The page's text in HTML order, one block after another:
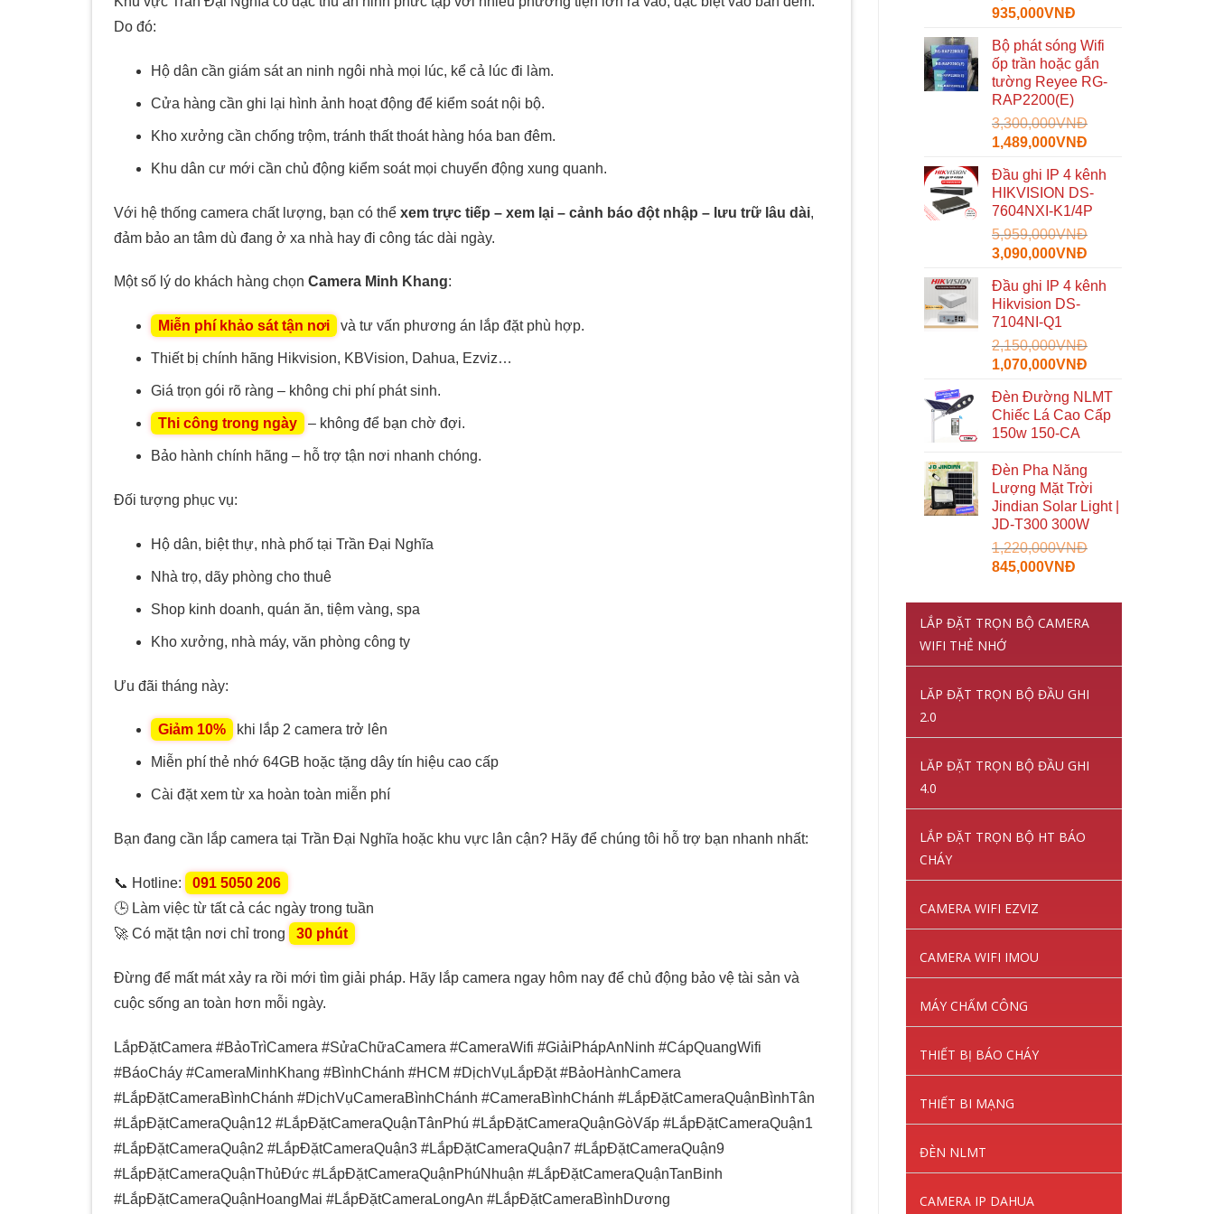
Do đó:
Hộ dân cần giám sát an ninh ngôi nhà mọi lúc, kể cả lúc đi làm.
Cửa hàng cần ghi lại hình ảnh hoạt động để kiểm soát nội bộ.
Kho xưởng cần chống trộm, tránh thất thoát hàng hóa ban đêm.
Khu dân cư mới cần chủ động kiểm soát mọi chuyển động xung quanh.
Với hệ thống camera chất lượng, bạn có thể xem trực tiếp – xem lại – cảnh báo đột nhập – lưu trữ lâu dài,
đảm bảo an tâm dù đang ở xa nhà hay đi công tác dài ngày.
Một số lý do khách hàng chọn Camera Minh Khang:
Miễn phí khảo sát tận nơi và tư vấn phương án lắp đặt phù hợp.
Thiết bị chính hãng Hikvision, KBVision, Dahua, Ezviz…
Giá trọn gói rõ ràng – không chi phí phát sinh.
Thi công trong ngày – không để bạn chờ đợi.
Bảo hành chính hãng – hỗ trợ tận nơi nhanh chóng.
Đối tượng phục vụ:
Hộ dân, biệt thự, nhà phố tại Trần Đại Nghĩa
Nhà trọ, dãy phòng cho thuê
Shop kinh doanh, quán ăn, tiệm vàng, spa
Kho xưởng, nhà máy, văn phòng công ty
Ưu đãi tháng này:
Giảm 10% khi lắp 2 camera trở lên
Miễn phí thẻ nhớ 64GB hoặc tặng dây tín hiệu cao cấp
Cài đặt xem từ xa hoàn toàn miễn phí
Bạn đang cần lắp camera tại Trần Đại Nghĩa hoặc khu vực lân cận? Hãy để chúng tôi hỗ trợ bạn nhanh nhất:
📞 Hotline:
091 5050 206
🕒 Làm việc từ tất cả các ngày trong tuần
🚀 Có mặt tận nơi chỉ trong
30 phút
Đừng để mất mát xảy ra rồi mới tìm giải pháp. Hãy lắp camera ngay hôm nay để chủ động bảo vệ tài sản và
cuộc sống an toàn hơn mỗi ngày.
LắpĐặtCamera #BảoTrìCamera #SửaChữaCamera #CameraWifi #GiảiPhápAnNinh #CápQuangWifi
#BáoCháy #CameraMinhKhang #BìnhChánh #HCM #DịchVụLắpĐặt #BảoHànhCamera
#LắpĐặtCameraBìnhChánh #DịchVụCameraBìnhChánh #CameraBìnhChánh #LắpĐặtCameraQuậnBìnhTân
#LắpĐặtCameraQuận12 #LắpĐặtCameraQuậnTânPhú #LắpĐặtCameraQuậnGòVấp #LắpĐặtCameraQuận1
#LắpĐặtCameraQuận2 #LắpĐặtCameraQuận3 #LắpĐặtCameraQuận7 #LắpĐặtCameraQuận9
#LắpĐặtCameraQuậnThủĐức #LắpĐặtCameraQuậnPhúNhuận #LắpĐặtCameraQuậnTanBinh
#LắpĐặtCameraQuậnHoangMai #LắpĐặtCameraLongAn #LắpĐặtCameraBìnhDương
Giá
là:
1,600,000VNĐ.
935,000VNĐ
tại
là:
935,000VNĐ.
Bộ phát sóng Wifi
ốp trần hoặc gắn
tường Reyee RG-
RAP2200(E)
3,300,000VNĐ
Giá
là:
3,300,000VNĐ.
1,489,000VNĐ
tại
là:
1,489,000VNĐ.
Đầu ghi IP 4 kênh
HIKVISION DS-
7604NXI-K1/4P
5,959,000VNĐ
Giá
là:
5,959,000VNĐ.
3,090,000VNĐ
tại
Đầu ghi IP 4 kênh
Hikvision DS-
7104NI-Q1
2,150,000VNĐ
Giá
là:
2,150,000VNĐ.
1,070,000VNĐ
tại
là:
Đèn Đường NLMT
Chiếc Lá Cao Cấp
150w 150-CA
Đèn Pha Năng
Lượng Mặt Trời
Jindian Solar Light |
JD-T300 300W
1,220,000VNĐ
Giá
là:
1,220,000VNĐ.
845,000VNĐ
tại
là:
LẮP ĐẶT TRỌN BỘ CAMERA
WIFI THẺ NHỚ
LĂP ĐẶT TRỌN BỘ ĐẦU GHI
2.0
LĂP ĐẶT TRỌN BỘ ĐẦU GHI
4.0
LẮP ĐẶT TRỌN BỘ HT BÁO
CHÁY
CAMERA WIFI EZVIZ
CAMERA WIFI IMOU
MÁY CHẤM CÔNG
THIẾT BỊ BÁO CHÁY
THIẾT BI MẠNG
ĐÈN NLMT
CAMERA IP DAHUA